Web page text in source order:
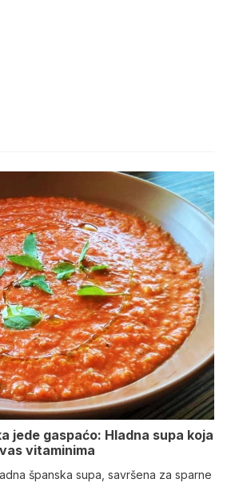
jede gaspaćo: Hladna supa koja
vitaminima
španska supa, savršena za sparne